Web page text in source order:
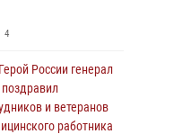
4
России генерал
и ветеранов
работника